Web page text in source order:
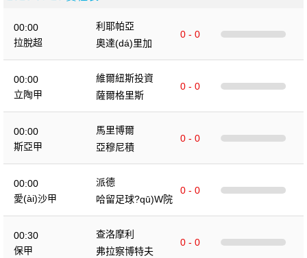
00:00
拉脫超
利耶帕亞
0 - 0
奧達(dá)里加
00:00
立陶甲
維爾紐斯投資
0 - 0
薩爾格里斯
00:00
斯亞甲
馬里博爾
0 - 0
亞穆尼積
00:00
愛(ài)沙甲
派德
0 - 0
哈留足球?qū)W院
00:30
保甲
查洛摩利
0 - 0
弗拉察博特夫